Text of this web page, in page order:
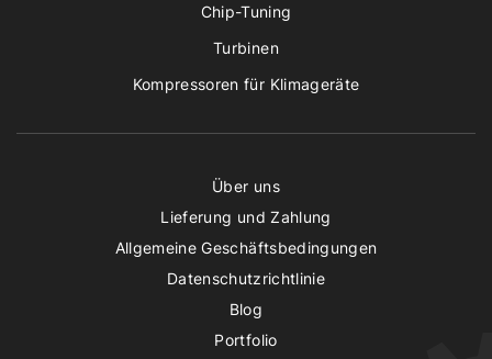
Chip-Tuning
Turbinen
Kompressoren für Klimageräte
Über uns
Lieferung und Zahlung
Allgemeine Geschäftsbedingungen
Datenschutzrichtlinie
Blog
Portfolio